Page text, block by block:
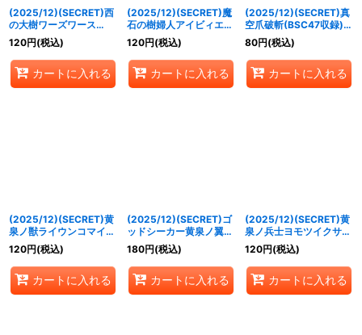
(2025/12)(SECRET)西
の大樹ワーズワース
(BSC47収録)【C-
SEC】{BS54-023}
《緑》
120円(税込)
カートに入れる
(2025/12)(SECRET)魔
石の樹婦人アイビィエッ
タ(BSC47収録)【C-
SEC】{BS54-025}
《緑》
120円(税込)
カートに入れる
(2025/12)(SECRET)真
空爪破斬(BSC47収録)
【R-SEC】{BS54-072}
《緑》
80円(税込)
カートに入れる
(2025/12)(SECRET)黄
泉ノ獣ライウンコマイ
ヌ/イザナミの黄泉神殿
(BSC47収録)【転醒R-
SEC】{BS55-
012a/BS55-012b}
《紫》
120円(税込)
カートに入れる
(2025/12)(SECRET)ゴ
ッドシーカー黄泉ノ翼ト
ヨクモノ(BSC47収録)
【C-SEC】{BS55-013}
《紫》
180円(税込)
カートに入れる
(2025/12)(SECRET)黄
泉ノ兵士ヨモツイクサ
(BSC47収録)【C-
SEC】{BS55-016}
《紫》
120円(税込)
カートに入れる